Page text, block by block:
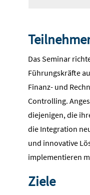
Das Seminar
Führungskräfte
Finanz- und
Controlling.
diejenigen, die
die Integration
und innovative
implementieren
Ziele